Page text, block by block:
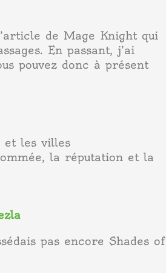
de Mage Knight qui
En passant, j’ai
pouvez donc à présent
et les villes
la réputation et la
pas encore Shades of